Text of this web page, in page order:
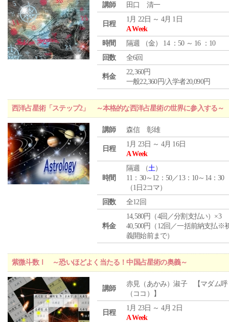
講師 田口 清一
日程
1月 22日 ～ 4月 1日
A Week
時間
隔週 （金） 14 ：50 ～ 16 ：10
回数
全6回
料金
22,360円
一般22,360円/入学者20,090円
西洋占星術「ステップ2」 ～本格的な西洋占星術の世界に参入する～
講師 森信 彰雄
日程
1月 23日 ～ 4月 16日
A Week
時間
隔週 （土）
11：30～12：50／13：10～14：30
（1日2コマ）
回数
全12回
料金
14,580円（4回／分割支払い）×3
40,500円（12回／一括前納支払※
義開始前まで）
紫微斗数Ⅰ ～恐いほどよく当たる！中国占星術の奥義～
講師
赤見（あかみ）淑子 【マダム呼
（ココ）】
日程
1月 23日 ～ 4月 2日
A Week